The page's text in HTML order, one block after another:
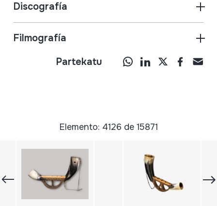
Discografía
Filmografía
Partekatu
Elemento: 4126 de 15871